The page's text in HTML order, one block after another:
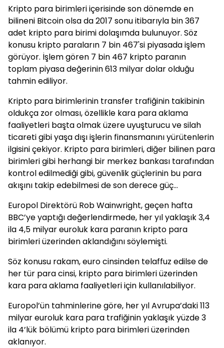
Kripto para birimleri içerisinde son dönemde en
bilineni Bitcoin olsa da 2017 sonu itibarıyla bin 367
adet kripto para birimi dolaşımda bulunuyor. Söz
konusu kripto paraların 7 bin 467'si piyasada işlem
görüyor. İşlem gören 7 bin 467 kripto paranın
toplam piyasa değerinin 613 milyar dolar olduğu
tahmin ediliyor.
Kripto para birimlerinin transfer trafiğinin takibinin
oldukça zor olması, özellikle kara para aklama
faaliyetleri başta olmak üzere uyuşturucu ve silah
ticareti gibi yaşa dışı işlerin finansmanını yürütenlerin
ilgisini çekiyor. Kripto para birimleri, diğer bilinen para
birimleri gibi herhangi bir merkez bankası tarafından
kontrol edilmediği gibi, güvenlik güçlerinin bu para
akışını takip edebilmesi de son derece güç...
Europol Direktörü Rob Wainwright, geçen hafta
BBC’ye yaptığı değerlendirmede, her yıl yaklaşık 3,4
ila 4,5 milyar euroluk kara paranın kripto para
birimleri üzerinden aklandığını söylemişti.
Söz konusu rakam, euro cinsinden telaffuz edilse de
her tür para cinsi, kripto para birimleri üzerinden
kara para aklama faaliyetleri için kullanılabiliyor.
Europol’ün tahminlerine göre, her yıl Avrupa’daki 113
milyar euroluk kara para trafiğinin yaklaşık yüzde 3
ila 4’lük bölümü kripto para birimleri üzerinden
aklanıyor.